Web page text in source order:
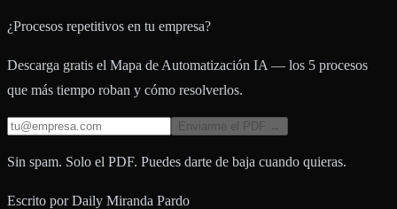
¿Procesos repetitivos en tu empresa?
Descarga gratis el Mapa de Automatización IA — los 5 procesos
que más tiempo roban y cómo resolverlos.
Enviarme el PDF →
Sin spam. Solo el PDF. Puedes darte de baja cuando quieras.
Escrito por Daily Miranda Pardo